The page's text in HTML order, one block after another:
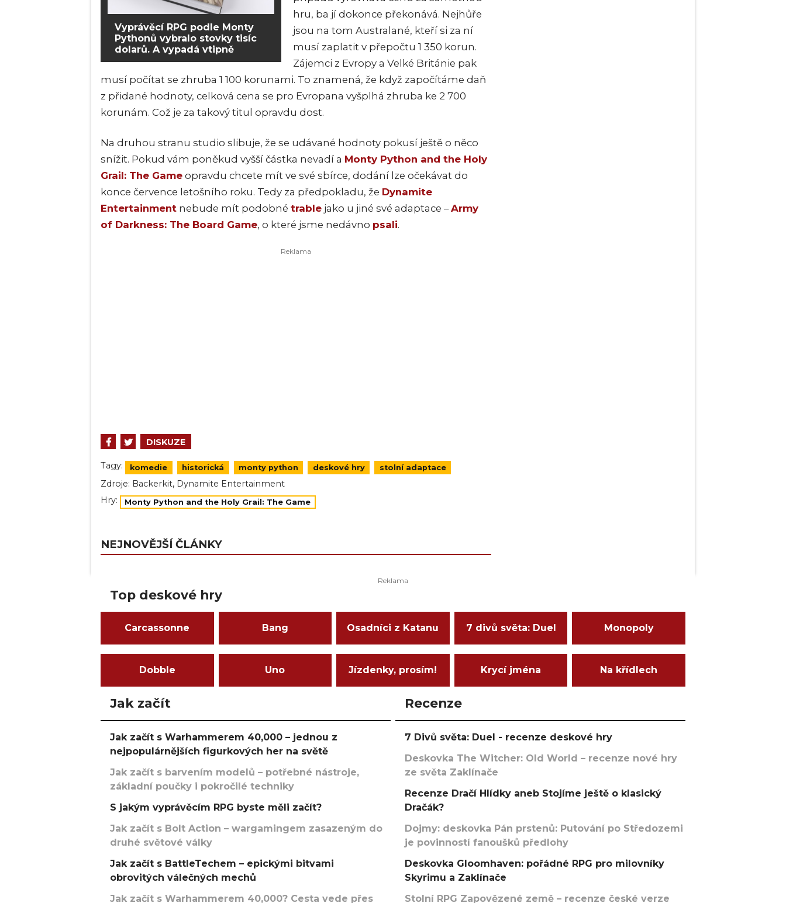
Vyprávěcí RPG podle Monty
Pythonů vybralo stovky tisíc
dolarů. A vypadá vtipně
hru, ba jí dokonce překonává. Nejhůře
jsou na tom Australané, kteří si za ní
musí zaplatit v přepočtu 1 350 korun.
Zájemci z Evropy a Velké Británie pak
musí počítat se zhruba 1 100 korunami. To znamená, že když započítáme daň
z přidané hodnoty, celková cena se pro Evropana vyšplhá zhruba ke 2 700
korunám. Což je za takový titul opravdu dost.
Na druhou stranu studio slibuje, že se udávané hodnoty pokusí ještě o něco
snížit. Pokud vám poněkud vyšší částka nevadí a Monty Python and the Holy
Grail: The Game opravdu chcete mít ve své sbírce, dodání lze očekávat do
konce července letošního roku. Tedy za předpokladu, že Dynamite
Entertainment nebude mít podobné trable jako u jiné své adaptace –Army
of Darkness: The Board Game, o které jsme nedávno psali.
DISKUZE
Tagy: komedie historická monty python deskové hry stolní adaptace
Zdroje: Backerkit, Dynamite Entertainment
Hry:
Monty Python and the Holy Grail: The Game
NEJNOVĚJŠÍ ČLÁNKY
Top deskové hry
Carcassonne Bang Osadníci z Katanu 7 divů světa: Duel Monopoly
Dobble Uno Jízdenky, prosím! Krycí jména Na křídlech
Jak začít
Jak začít s Warhammerem 40,000 – jednou z
nejpopulárnějších figurkových her na světě
Jak začít s barvením modelů – potřebné nástroje,
základní poučky i pokročilé techniky
S jakým vyprávěcím RPG byste měli začít?
Jak začít s Bolt Action – wargamingem zasazeným do
druhé světové války
Jak začít s BattleTechem – epickými bitvami
obrovitých válečných mechů
Jak začít s Warhammerem 40,000? Cesta vede přes
Recenze
7 Divů světa: Duel - recenze deskové hry
Deskovka The Witcher: Old World – recenze nové hry
ze světa Zaklínače
Recenze Dračí Hlídky aneb Stojíme ještě o klasický
Dračák?
Dojmy: deskovka Pán prstenů: Putování po Středozemi
je povinností fanoušků předlohy
Deskovka Gloomhaven: pořádné RPG pro milovníky
Skyrimu a Zaklínače
Stolní RPG Zapovězené země – recenze české verze